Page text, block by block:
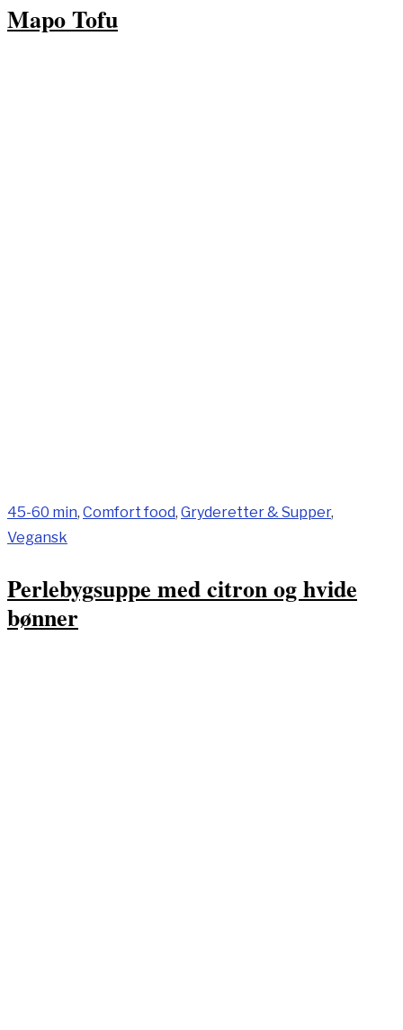
Mapo Tofu
45-60 min, Comfort food, Gryderetter & Supper,
Vegansk
Perlebygsuppe med citron og hvide
bønner